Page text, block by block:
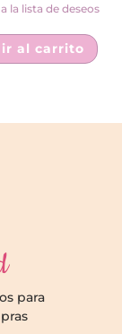
la lista de deseos
al carrito
para